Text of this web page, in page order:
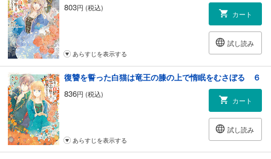
803円 (税込)
カート
試し読み
あらすじを表示する
復讐を誓った白猫は竜王の膝の上で惰眠をむさぼる ６
836円 (税込)
カート
試し読み
あらすじを表示する